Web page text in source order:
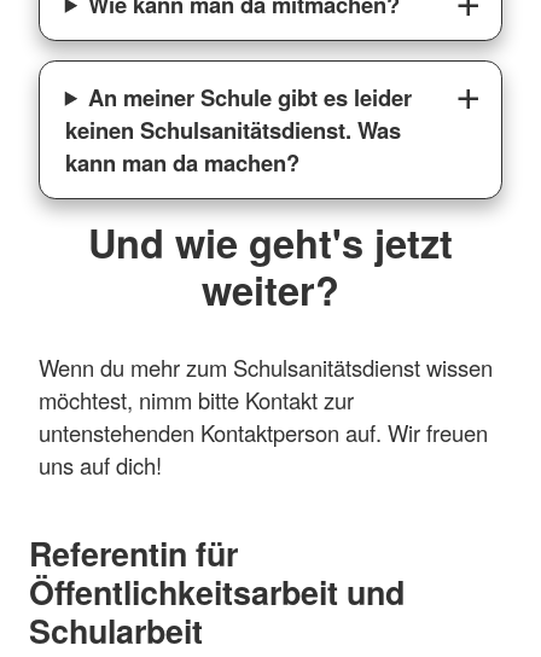
An meiner Schule gibt es leider
keinen Schulsanitätsdienst. Was
kann man da machen?
Und wie geht's jetzt
weiter?
Wenn du mehr zum Schulsanitätsdienst wissen
möchtest, nimm bitte Kontakt zur
untenstehenden Kontaktperson auf. Wir freuen
uns auf dich!
Referentin für
Öffentlichkeitsarbeit und
Schularbeit